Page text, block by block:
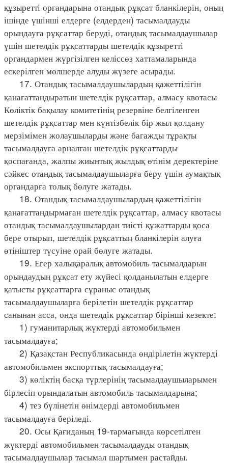
құзыретті органдарына отандық рұқсат бланкілерін, оның
ішінде үшінші елдерге (елдерден) тасымалдауды
орындауға рұқсаттар беруді, отандық тасымалдаушылар
үшін шетелдік рұқсаттарды шетелдік құзыретті
органдармен жүргізілген келіссөз хаттамаларында
ескерілген мөлшерде алуды жүзеге асырады.
17. Отандық тасымалдаушылардың қажеттілігін
қанағаттандыратын шетелдік рұқсаттар, алмасу квотасы
Көліктік бақылау комитетінің резервіне белгіленген
шетелдік рұқсаттар мен күнтізбелік бір жыл қолдану
мерзімімен жолаушыларды және багажды тұрақты
тасымалдауға арналған шетелдік рұқсаттарды
қоспағанда, жалпы жиынтық жылдық өтінім деректеріне
сәйкес отандық тасымалдаушыларға беру үшін аумақтық
органдарға толық бөлуге жатады.
18. Отандық тасымалдаушылардың қажеттілігін
қанағаттандырмаған шетелдік рұқсаттар, алмасу квотасы
отандық тасымалдаушылардан тиісті құжаттарды қоса
бере отырып, шетелдік рұқсаттың бланкілерін алуға
өтініштер түсуіне орай бөлуге жатады.
19. Егер халықаралық автомобиль тасымалдарын
орындаудың рұқсат ету жүйесі қолданылатын елдерге
қатысты рұқсаттарға сұраныс отандық
тасымалдаушыларға берілетін шетелдік рұқсаттар
санынан асса, онда шетелдік рұқсаттар бірінші кезекте:
1) гуманитарлық жүктерді автомобильмен
тасымалдауға;
2) Қазақстан Республикасында өндірілетін жүктерді
автомобильмен экспорттық тасымалдауға;
3) көліктің басқа түрлерінің тасымалдаушыларымен
бірлесіп орындалатын автомобиль тасымалдарына;
4) тез бүлінетін өнімдерді автомобильмен
тасымалдауға беріледі.
20. Осы Қағиданың 19-тармағында көрсетілген
жүктерді автомобильмен тасымалдауды отандық
тасымалдаушылар тасымал шартымен растайды.